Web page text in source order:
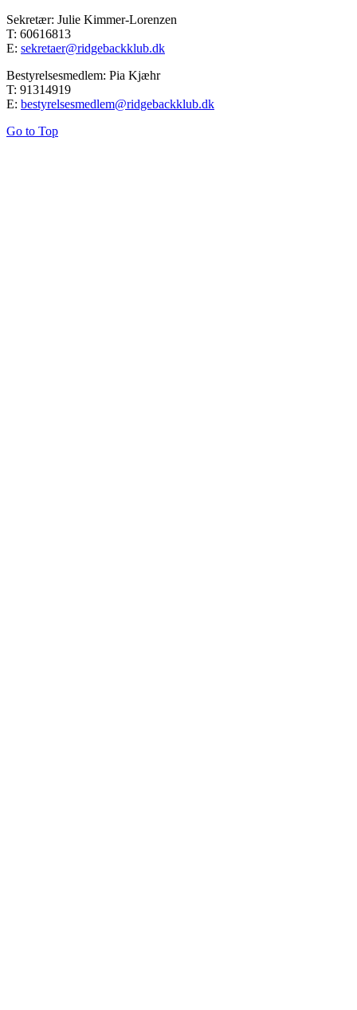
Sekretær: Julie Kimmer-Lorenzen
T: 60616813
E: sekretaer@ridgebackklub.dk
Bestyrelsesmedlem: Pia Kjæhr
T: 91314919
E: bestyrelsesmedlem@ridgebackklub.dk
Go to Top